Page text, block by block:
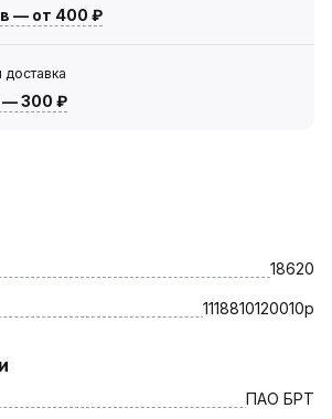
— от 400 ₽
—300 ₽
18620
1118810120010р
ПАО БРТ